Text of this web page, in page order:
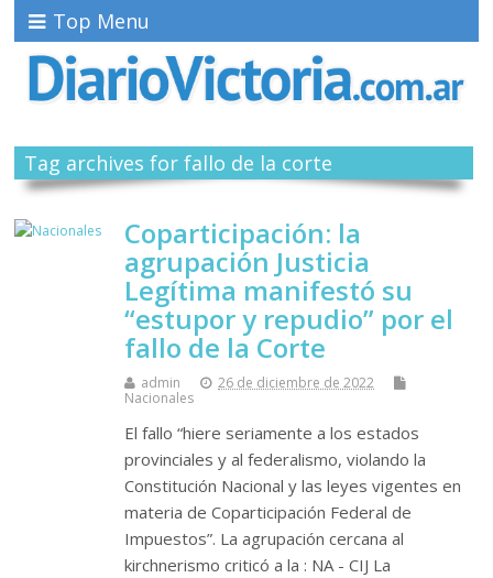
Top Menu
Tag archives for fallo de la corte
Coparticipación: la
agrupación Justicia
Legítima manifestó su
“estupor y repudio” por el
fallo de la Corte
admin
26 de diciembre de 2022
Nacionales
El fallo “hiere seriamente a los estados
provinciales y al federalismo, violando la
Constitución Nacional y las leyes vigentes en
materia de Coparticipación Federal de
Impuestos”. La agrupación cercana al
kirchnerismo criticó a la : NA - CIJ La